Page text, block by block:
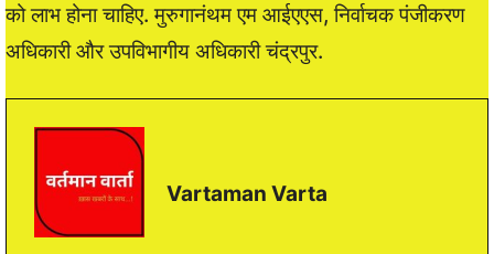
को लाभ होना चाहिए. मुरुगानंथम एम आईएएस, निर्वाचक पंजीकरण
अधिकारी और उपविभागीय अधिकारी चंद्रपुर.
Vartaman Varta